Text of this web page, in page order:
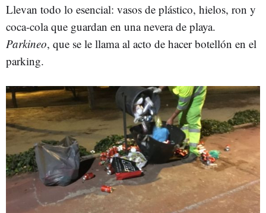
Llevan todo lo esencial: vasos de plástico, hielos, ron y
coca-cola que guardan en una nevera de playa.
Parkineo, que se le llama al acto de hacer botellón en el
parking.